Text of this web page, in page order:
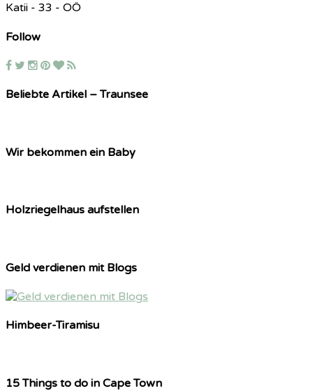
Katii - 33 - OÖ
Follow
Beliebte Artikel – Traunsee
Wir bekommen ein Baby
Holzriegelhaus aufstellen
Geld verdienen mit Blogs
Himbeer-Tiramisu
15 Things to do in Cape Town